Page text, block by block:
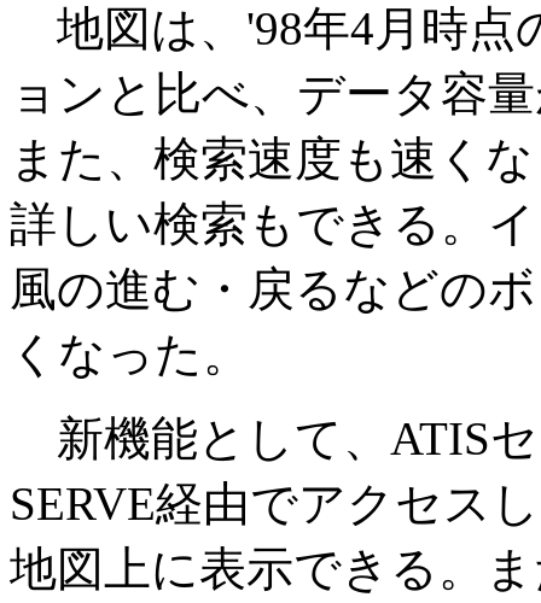
地図は、'98年4月時点
ョンと比べ、データ容
また、検索速度も速く
詳しい検索もできる。
風の進む・戻るなどの
くなった。
新機能として、ATIS
SERVE経由でアクセス
地図上に表示できる。